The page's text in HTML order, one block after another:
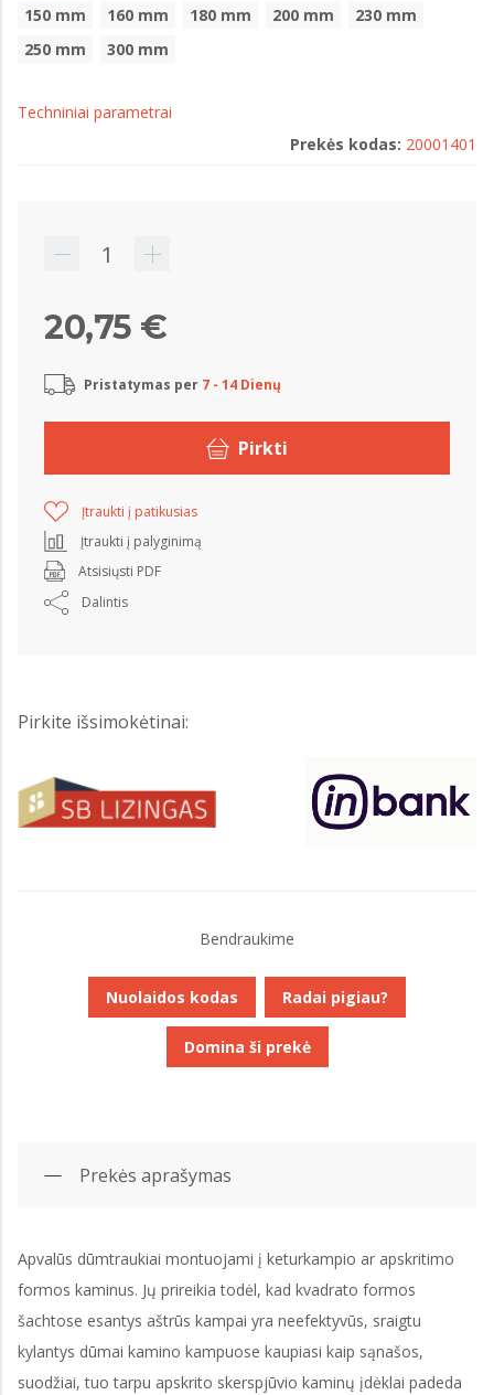
150 mm
160 mm 180 mm 200 mm
230 mm
250 mm
300 mm
Techniniai parametrai
Prekės kodas: 20001401
20,75 €
Pristatymas per 7 - 14 Dienų
Pirkti
Įtraukti į patikusias
Įtraukti į palyginimą
Atsisiųsti PDF
Dalintis
Pirkite išsimokėtinai:
Bendraukime
Nuolaidos kodas Radai pigiau?
Domina ši prekė
Prekės aprašymas
Apvalūs dūmtraukiai montuojami į keturkampio ar apskritimo
formos kaminus. Jų prireikia todėl, kad kvadrato formos
šachtose esantys aštrūs kampai yra neefektyvūs, sraigtu
kylantys dūmai kamino kampuose kaupiasi kaip sąnašos,
suodžiai, tuo tarpu apskrito skerspjūvio kaminų įdėklai padeda